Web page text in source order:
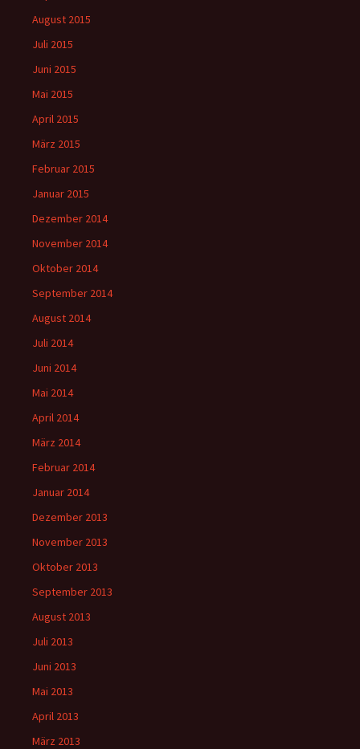
August 2015
Juli 2015
Juni 2015
Mai 2015
April 2015
März 2015
Februar 2015
Januar 2015
Dezember 2014
November 2014
Oktober 2014
September 2014
August 2014
Juli 2014
Juni 2014
Mai 2014
April 2014
März 2014
Februar 2014
Januar 2014
Dezember 2013
November 2013
Oktober 2013
September 2013
August 2013
Juli 2013
Juni 2013
Mai 2013
April 2013
März 2013